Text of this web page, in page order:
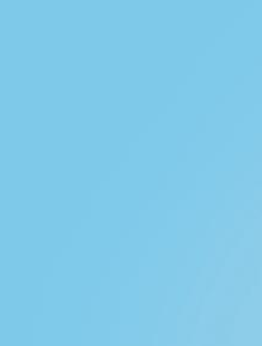
Te pliki cookies pozostają zawsze
funkcjonują m.in. formularze na
w plikach cookies własnych
Korzystamy z Google Analytics,
użytkowników na naszej stronie.
być przez Google